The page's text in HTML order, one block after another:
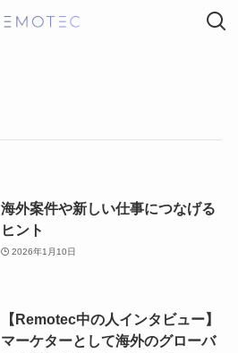
海外案件や新しい仕事につなげる
ヒント
2026年1月10日
【Remotec中の人インタビュー】
マーケターとして海外のグローバ